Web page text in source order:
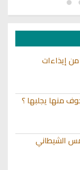
إيذاءات
منها يجلبها ؟
الشيطاني